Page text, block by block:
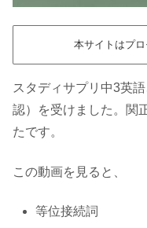
本サイトはプ
スタディサプリ中3英語
認）を受けました。関
たです。
この動画を見ると、
等位接続詞